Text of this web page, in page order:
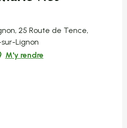
25 Route de Tence,
Lignon
M'y rendre